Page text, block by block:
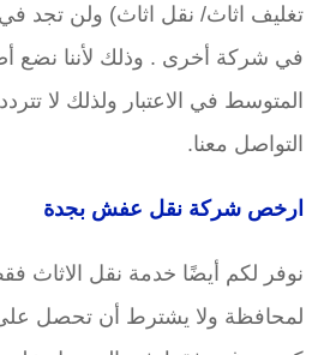
تغليف اثاث/ نقل اثاث) ولن تجد
في شركة أخرى . وذلك لأننا نضع
المتوسط في الاعتبار ولذلك لا
التواصل معنا.
ارخص شركة نقل عفش بجدة
نوفر لكم أيضًا خدمة نقل الاثاث
لمحافظة ولا يشترط أن تحصل على